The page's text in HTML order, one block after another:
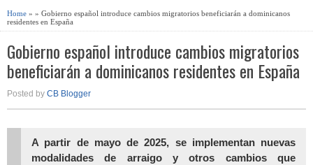
Home » » Gobierno español introduce cambios migratorios beneficiarán a dominicanos
residentes en España
Gobierno español introduce cambios migratorios
beneficiarán a dominicanos residentes en España
Posted by CB Blogger
A partir de mayo de 2025, se implementan nuevas
modalidades de arraigo y otros cambios que